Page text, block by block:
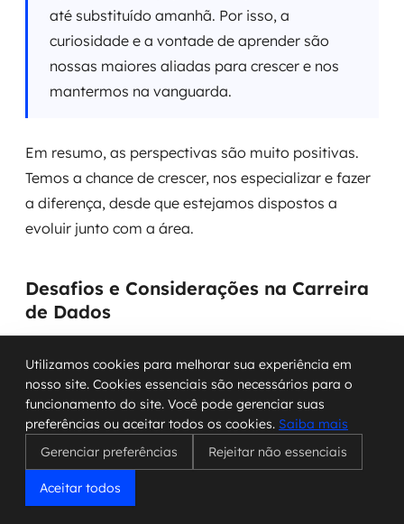
até substituído amanhã. Por isso, a
curiosidade e a vontade de aprender são
nossas maiores aliadas para crescer e nos
mantermos na vanguarda.
Em resumo, as perspectivas são muito positivas.
Temos a chance de crescer, nos especializar e fazer
a diferença, desde que estejamos dispostos a
evoluir junto com a área.
Desafios e Considerações na Carreira
de Dados
trabalhar com dados também traz seus
perrengues. A gente sabe que nem tudo são flores,
e é importante estar preparado para os obstáculos
que podem aparecer no nosso dia a dia.
Garantindo a Qualidade e Integridade
Utilizamos cookies para melhorar sua experiência em
nosso site. Cookies essenciais são necessários para o
funcionamento do site. Você pode gerenciar suas
preferências ou aceitar todos os cookies. Saiba mais
Gerenciar preferências
Rejeitar não essenciais
Aceitar todos